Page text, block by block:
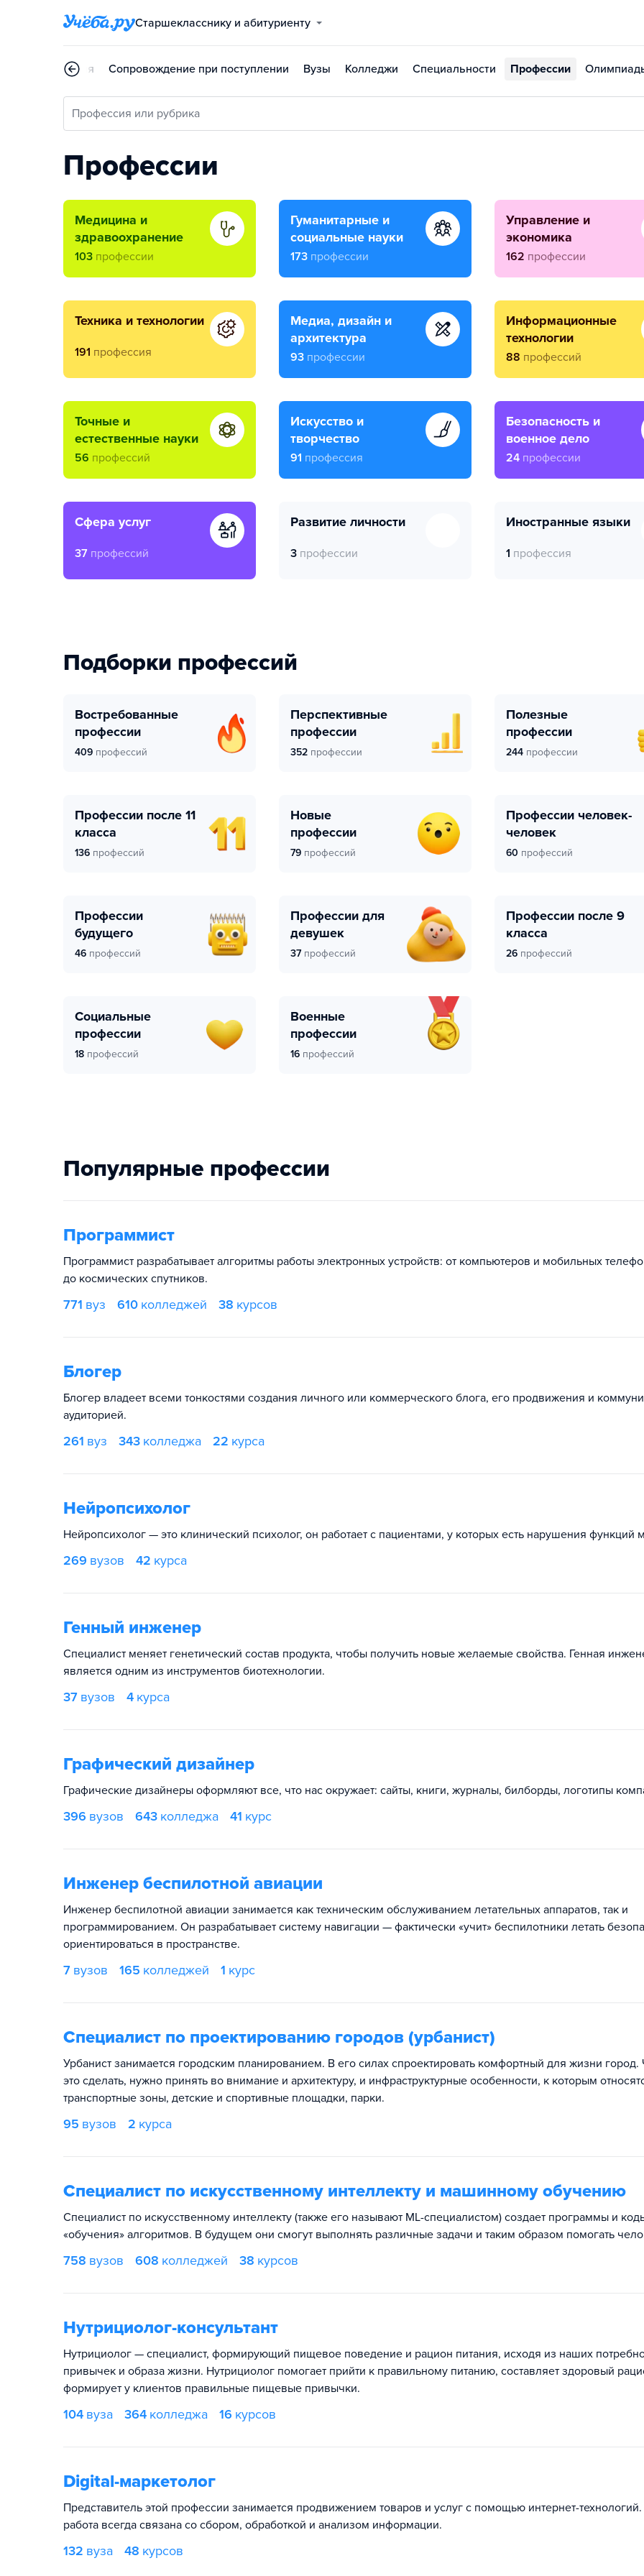
Старшекласснику и абитуриенту
Профориентация Сопровождение при поступлении Вузы Колледжи Специальности Профессии
Профессия или рубрика
Профессии
медицина и
здравоохранение
103 профессии
гуманитарные и
социальные науки
173 профессии
управление и
экономика
162 профессии
техника и технологии
191 профессия
медиа, дизайн и
архитектура
93 профессии
информационные
технологии
88 профессий
точные и
естественные науки
56 профессий
искусство и
творчество
91 профессия
безопасность и
военное дело
24 профессии
сфера услуг
37 профессий
развитие личности
3 профессии
иностранные языки
1 профессия
Подборки профессий
Востребованные
профессии
409 профессий
Перспективные
профессии
352 профессии
Полезные
профессии
244 профессии
Профессии после 11
класса
136 профессий
Новые
профессии
79 профессий
Профессии человек-
человек
60 профессий
Профессии
будущего
46 профессий
Профессии для
девушек
37 профессий
Профессии после 9
класса
26 профессий
Социальные
профессии
18 профессий
Военные
профессии
16 профессий
Популярные профессии
Программист
Программист разрабатывает алгоритмы работы электронных устройств: от компьютеров и мобильных
до космических спутников.
771 вуз 610 колледжей 38 курсов
Блогер
Блогер владеет всеми тонкостями создания личного или коммерческого блога, его продвижения и
аудиторией.
261 вуз 343 колледжа 22 курса
Нейропсихолог
Нейропсихолог — это клинический психолог, он работает с пациентами, у которых есть нарушения функций
269 вузов 42 курса
Генный инженер
Специалист меняет генетический состав продукта, чтобы получить новые желаемые свойства. Генная
является одним из инструментов биотехнологии.
37 вузов 4 курса
Графический дизайнер
Графические дизайнеры оформляют все, что нас окружает: сайты, книги, журналы, билборды, логотипы
396 вузов 643 колледжа 41 курс
Инженер беспилотной авиации
Инженер беспилотной авиации занимается как техническим обслуживанием летательных аппаратов, так и
программированием. Он разрабатывает систему навигации — фактически «учит» беспилотники летать
ориентироваться в пространстве.
7 вузов 165 колледжей 1 курс
Специалист по проектированию городов (урбанист)
Урбанист занимается городским планированием. В его силах спроектировать комфортный для жизни город.
это сделать, нужно принять во внимание и архитектуру, и инфраструктурные особенности, к которым
транспортные зоны, детские и спортивные площадки, парки.
95 вузов 2 курса
Специалист по искусственному интеллекту и машинному обучению
Специалист по искусственному интеллекту (также его называют ML-специалистом) создает программы и
«обучения» алгоритмов. В будущем они смогут выполнять различные задачи и таким образом помогать
758 вузов 608 колледжей 38 курсов
Нутрициолог-консультант
Нутрициолог — специалист, формирующий пищевое поведение и рацион питания, исходя из наших
привычек и образа жизни. Нутрициолог помогает прийти к правильному питанию, составляет здоровый
формирует у клиентов правильные пищевые привычки.
104 вуза 364 колледжа 16 курсов
Digital-маркетолог
Представитель этой профессии занимается продвижением товаров и услуг с помощью интернет-
работа всегда связана со сбором, обработкой и анализом информации.
132 вуза 48 курсов